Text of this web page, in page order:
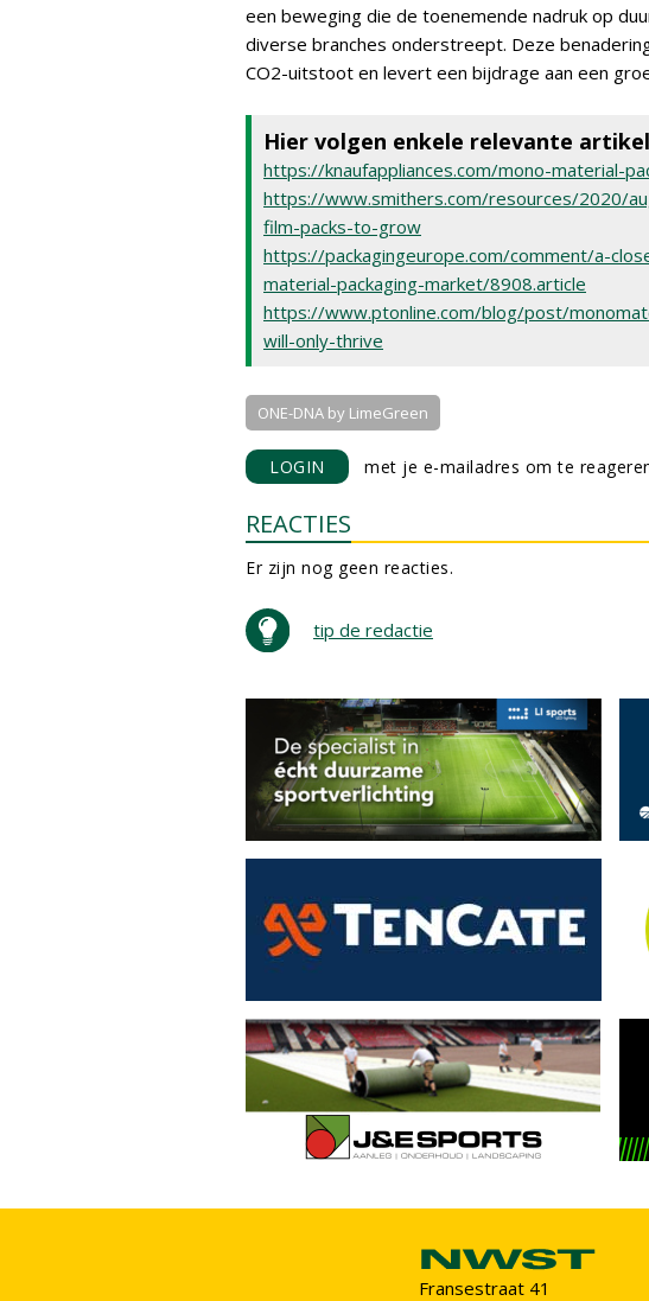
een beweging die de toenemende nadruk op
diverse branches onderstreept. Deze
CO2-uitstoot en levert een bijdrage aan een
Hier volgen enkele relevante
https://knaufappliances.com/mono-material-
https://www.smithers.com/resources/2020/
film-packs-to-grow
https://packagingeurope.com/comment/a-
material-packaging-market/8908.article
https://www.ptonline.com/blog/post/
will-only-thrive
ONE-DNA by LimeGreen
LOGIN met je e-mailadres om te
REACTIES
Er zijn nog geen reacties.
tip de redactie
Fransestraat 41